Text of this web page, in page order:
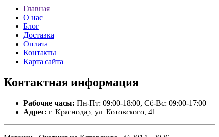
Главная
О нас
Блог
Доставка
Оплата
Контакты
Карта сайта
Контактная информация
Рабочие часы: Пн-Пт: 09:00-18:00, Сб-Вс: 09:00-17:00
Адрес: г. Краснодар, ул. Котовского, 41